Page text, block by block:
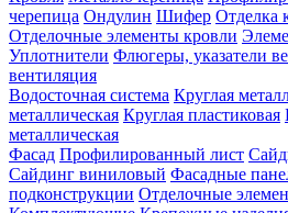
черепица Ондулин Шифер Отделка
Отделочные элементы кровли
Уплотнители Флюгеры, указатели
вентиляция
Водосточная система Круглая
металлическая Круглая пластиковая
металлическая
Фасад Профилированный лист
Сайдинг виниловый Фасадные
подконструкции Отделочные